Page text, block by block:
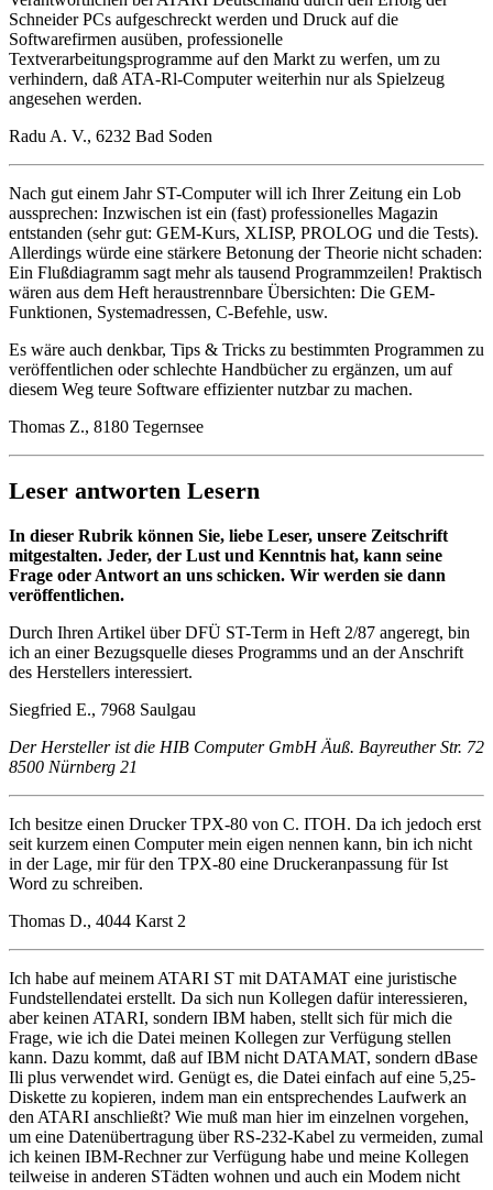
Schneider PCs aufgeschreckt werden und Druck auf die
Softwarefirmen ausüben, professionelle
Textverarbeitungsprogramme auf den Markt zu werfen, um zu
verhindern, daß ATA-Rl-Computer weiterhin nur als Spielzeug
angesehen werden.
Radu A. V., 6232 Bad Soden
Nach gut einem Jahr ST-Computer will ich Ihrer Zeitung ein Lob
aussprechen: Inzwischen ist ein (fast) professionelles Magazin
entstanden (sehr gut: GEM-Kurs, XLISP, PROLOG und die Tests).
Allerdings würde eine stärkere Betonung der Theorie nicht schaden:
Ein Flußdiagramm sagt mehr als tausend Programmzeilen! Praktisch
wären aus dem Heft heraustrennbare Übersichten: Die GEM-
Funktionen, Systemadressen, C-Befehle, usw.
Es wäre auch denkbar, Tips & Tricks zu bestimmten Programmen zu
veröffentlichen oder schlechte Handbücher zu ergänzen, um auf
diesem Weg teure Software effizienter nutzbar zu machen.
Thomas Z., 8180 Tegernsee
Leser antworten Lesern
In dieser Rubrik können Sie, liebe Leser, unsere Zeitschrift
mitgestalten. Jeder, der Lust und Kenntnis hat, kann seine
Frage oder Antwort an uns schicken. Wir werden sie dann
veröffentlichen.
Durch Ihren Artikel über DFÜ ST-Term in Heft 2/87 angeregt, bin
ich an einer Bezugsquelle dieses Programms und an der Anschrift
des Herstellers interessiert.
Siegfried E., 7968 Saulgau
Der Hersteller ist die HIB Computer GmbH Äuß. Bayreuther Str. 72
8500 Nürnberg 21
Ich besitze einen Drucker TPX-80 von C. ITOH. Da ich jedoch erst
seit kurzem einen Computer mein eigen nennen kann, bin ich nicht
in der Lage, mir für den TPX-80 eine Druckeranpassung für Ist
Word zu schreiben.
Thomas D., 4044 Karst 2
Ich habe auf meinem ATARI ST mit DATAMAT eine juristische
Fundstellendatei erstellt. Da sich nun Kollegen dafür interessieren,
aber keinen ATARI, sondern IBM haben, stellt sich für mich die
Frage, wie ich die Datei meinen Kollegen zur Verfügung stellen
kann. Dazu kommt, daß auf IBM nicht DATAMAT, sondern dBase
Ili plus verwendet wird. Genügt es, die Datei einfach auf eine 5,25-
Diskette zu kopieren, indem man ein entsprechendes Laufwerk an
den ATARI anschließt? Wie muß man hier im einzelnen vorgehen,
um eine Datenübertragung über RS-232-Kabel zu vermeiden, zumal
ich keinen IBM-Rechner zur Verfügung habe und meine Kollegen
teilweise in anderen STädten wohnen und auch ein Modem nicht